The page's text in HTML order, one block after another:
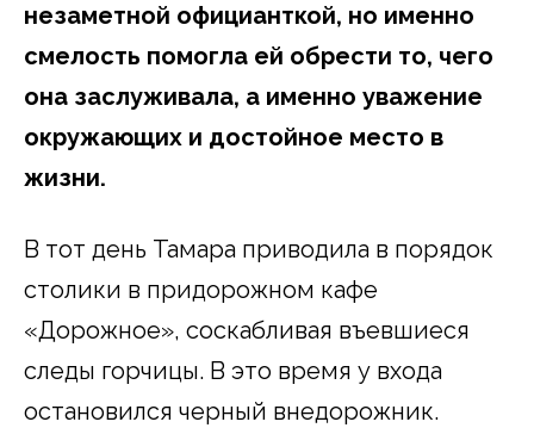
незаметной официанткой, но именно
смелость помогла ей обрести то, чего
она заслуживала, а именно уважение
окружающих и достойное место в
жизни.
В тот день Тамара приводила в порядок
столики в придорожном кафе
«Дорожное», соскабливая въевшиеся
следы горчицы. В это время у входа
остановился черный внедорожник.